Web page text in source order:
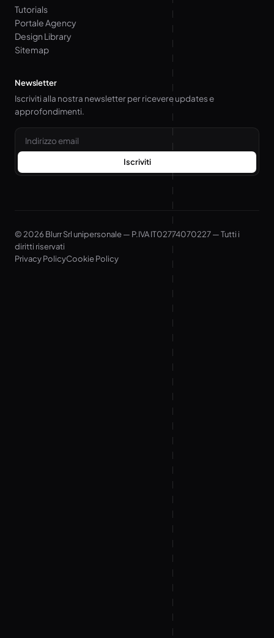
Tutorials
Portale Agency
Design Library
Sitemap
Newsletter
Iscriviti alla nostra newsletter per ricevere updates e
approfondimenti.
Email
Iscriviti
© 2026 Blurr Srl unipersonale — P.IVA IT02774070227 — Tutti i
diritti riservati
Privacy PolicyCookie Policy